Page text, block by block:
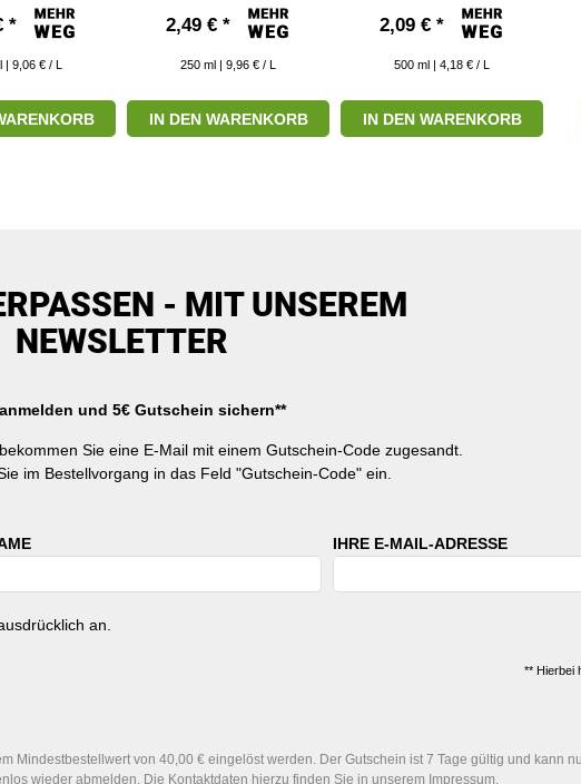
*
| 9,06 € / L
2,49 € *
250 ml | 9,96 € / L
IN DEN WARENKORB
2,09 € *
500 ml | 4,18 € / L
IN DEN WARENKORB
- MIT UNSEREM
NEWSLETTER
und 5€ Gutschein sichern**
Sie eine E-Mail mit einem Gutschein-Code zugesandt.
im Bestellvorgang in das Feld "Gutschein-Code" ein.
IHRE E-MAIL-ADRESSE
an.
** Hierbei
Mindestbestellwert von 40,00 € eingelöst werden. Der Gutschein ist 7 Tage gültig und kann
wieder abmelden. Die Kontaktdaten hierzu finden Sie in unserem Impressum.